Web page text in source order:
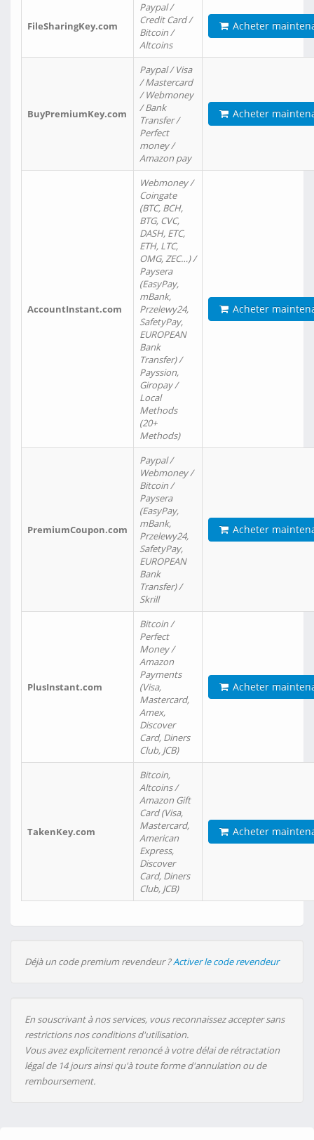
FileSharingKey.com
Paypal /
Credit Card /
Bitcoin /
Altcoins
Acheter
BuyPremiumKey.com
Paypal / Visa
/ Mastercard
/ Webmoney
/ Bank
Transfer /
Perfect
money /
Amazon pay
Acheter
AccountInstant.com
Webmoney /
Coingate
(BTC, BCH,
BTG, CVC,
DASH, ETC,
ETH, LTC,
OMG, ZEC…) /
Paysera
(EasyPay,
mBank,
Przelewy24,
SafetyPay,
EUROPEAN
Bank
Transfer) /
Payssion,
Giropay /
Local
Methods
(20+
Methods)
Acheter
PremiumCoupon.com
Paypal /
Webmoney /
Bitcoin /
Paysera
(EasyPay,
mBank,
Przelewy24,
SafetyPay,
EUROPEAN
Bank
Transfer) /
Skrill
Acheter
PlusInstant.com
Bitcoin /
Perfect
Money /
Amazon
Payments
(Visa,
Mastercard,
Amex,
Discover
Card, Diners
Club, JCB)
Acheter
TakenKey.com
Bitcoin,
Altcoins /
Amazon Gift
Card (Visa,
Mastercard,
American
Express,
Discover
Card, Diners
Club, JCB)
Acheter
Déjà un code premium revendeur ?Activer le code revendeur
En souscrivant à nos services, vous reconnaissez accepter sans
restrictions nos conditions d'utilisation.
Vous avez explicitement renoncé à votre délai de rétractation
légal de 14 jours ainsi qu'à toute forme d'annulation ou de
remboursement.